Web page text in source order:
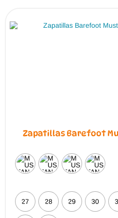
Zapatillas Barefoot
27 28 29 30